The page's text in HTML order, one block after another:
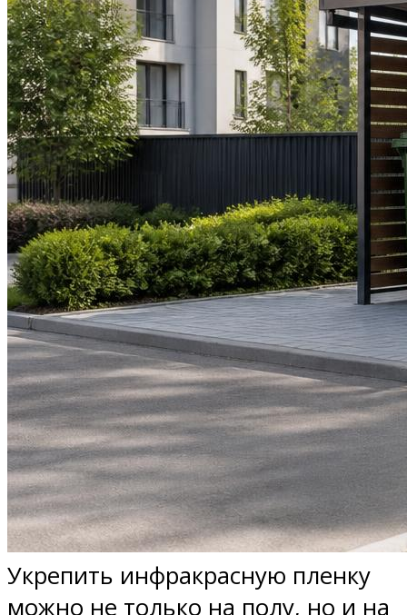
Укрепить инфракрасную пленку
можно не только на полу, но и на